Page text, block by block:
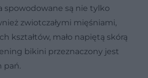
spowodowane są nie tylko
zwiotczałymi mięśniami,
kształtów, mało napiętą skórą
bikini przeznaczony jest
pań.